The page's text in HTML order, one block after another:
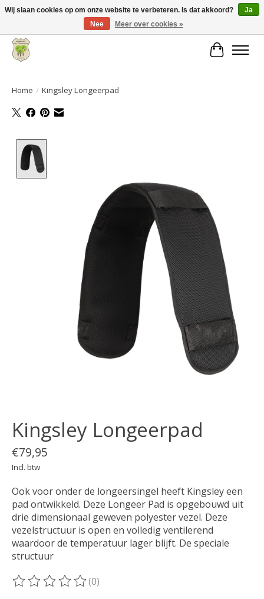
Grote keuze aan producten en snelle verzending!
Home / Kingsley Longeerpad
Kingsley Longeerpad
€79,95
Incl. btw
Ook voor onder de longeersingel heeft Kingsley een
pad ontwikkeld. Deze Longeer Pad is opgebouwd uit
drie dimensionaal geweven polyester vezel. Deze
vezelstructuur is open en volledig ventilerend
waardoor de temperatuur lager blijft. De speciale
structuur
De beoordeling van dit product is
(0)
Wij slaan cookies op om onze website te verbeteren. Is dat akkoord?
Ja
Nee
Meer over cookies »